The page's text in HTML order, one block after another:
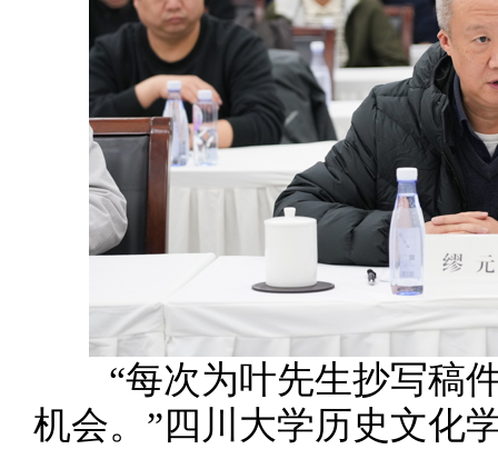
“每次为叶先生抄写稿件
机会。”四川大学历史文化